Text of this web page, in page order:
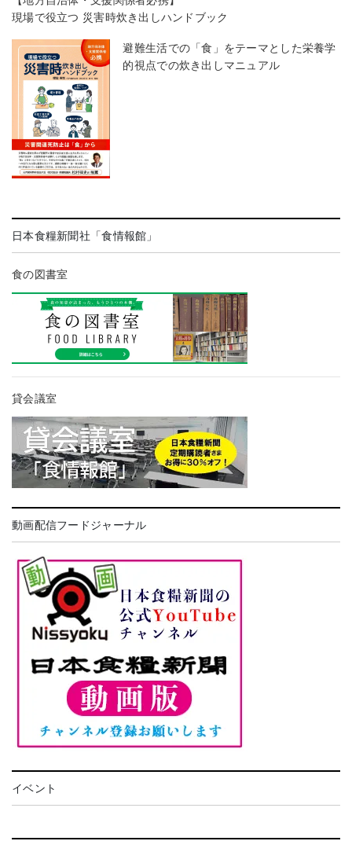
現場で役立つ 災害時炊き出しハンドブック
避難生活での「食」をテーマとした栄養学
的視点での炊き出しマニュアル
日本食糧新聞社「食情報館」
食の図書室
貸会議室
動画配信フードジャーナル
イベント